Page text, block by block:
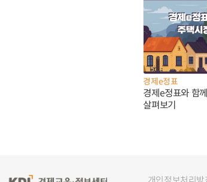
경제e정표
경제e정표와 함
살펴보기